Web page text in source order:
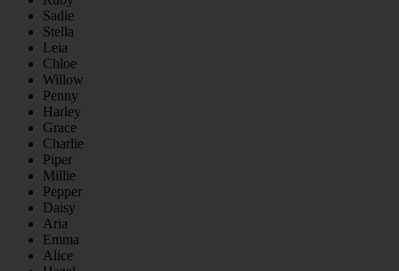
Sadie
Stella
Leia
Chloe
Willow
Penny
Harley
Grace
Charlie
Piper
Millie
Pepper
Daisy
Aria
Emma
Alice